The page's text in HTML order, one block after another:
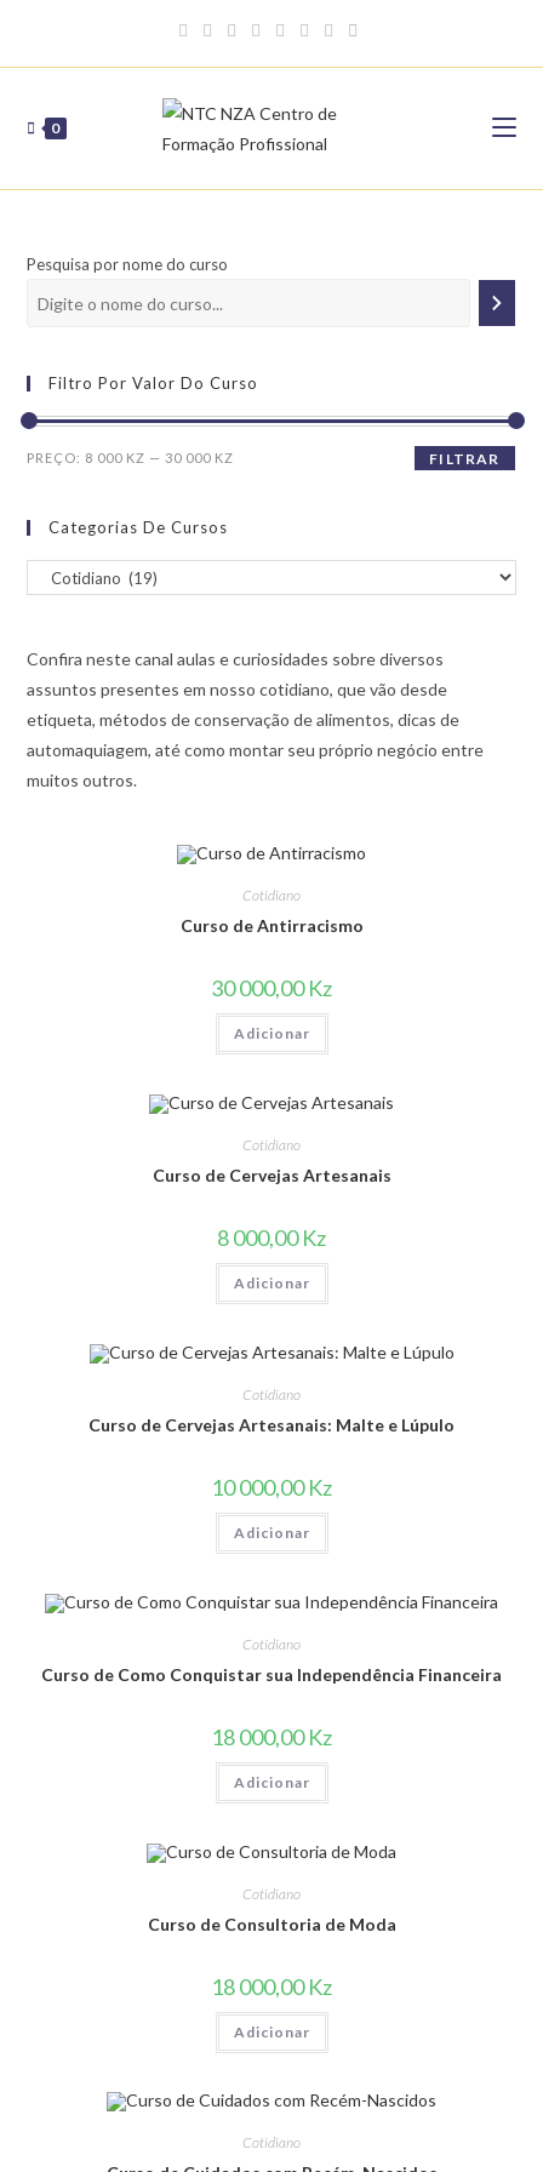
content
0
Pesquisa por nome do curso
Filtro Por Valor Do Curso
Preço
Preço
FILTRAR
PREÇO: 8 000 KZ — 30 000 KZ
Categorias De Cursos
Confira neste canal aulas e curiosidades sobre diversos
assuntos presentes em nosso cotidiano, que vão desde
etiqueta, métodos de conservação de alimentos, dicas de
automaquiagem, até como montar seu próprio negócio entre
muitos outros.
Cotidiano
Curso de Antirracismo
30 000,00Kz
Adicionar
Cotidiano
Curso de Cervejas Artesanais
8 000,00Kz
Adicionar
Cotidiano
Curso de Cervejas Artesanais: Malte e Lúpulo
10 000,00Kz
Adicionar
Cotidiano
Curso de Como Conquistar sua Independência Financeira
18 000,00Kz
Adicionar
Cotidiano
Curso de Consultoria de Moda
18 000,00Kz
Adicionar
Cotidiano